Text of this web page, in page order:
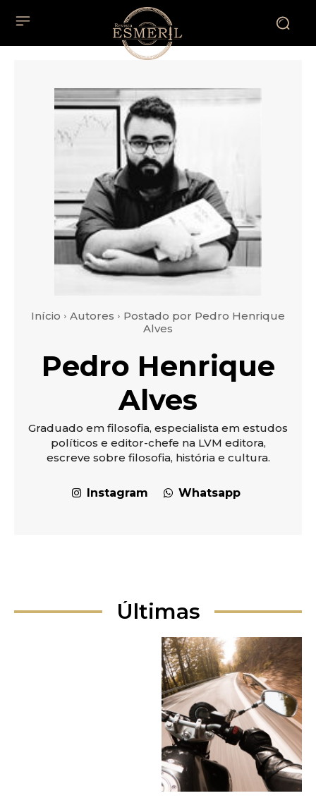
Início Autores
Postado por Pedro Henrique
Alves
Pedro Henrique
Alves
Graduado em filosofia, especialista em estudos
políticos e editor-chefe na LVM editora,
escreve sobre filosofia, história e cultura.
Instagram Whatsapp
Últimas